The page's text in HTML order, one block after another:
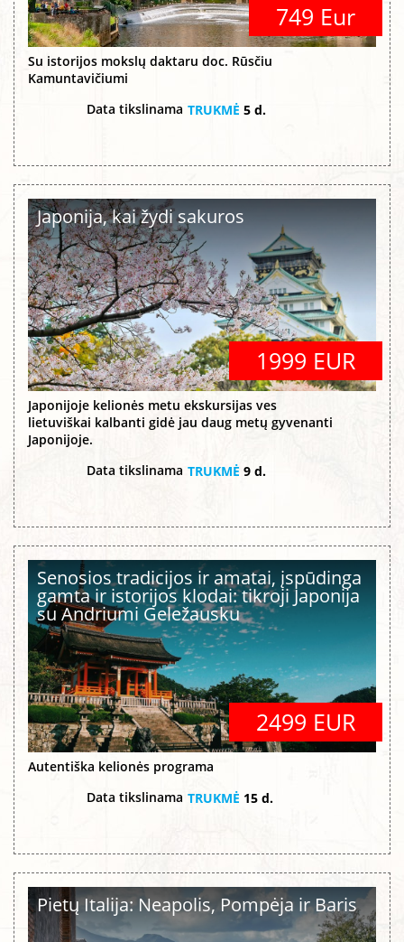
749 Eur
Su istorijos mokslų daktaru doc. Rūsčiu
Kamuntavičiumi
Data tikslinama TRUKMĖ 5 d.
Japonija, kai žydi sakuros
1999 EUR
Japonijoje kelionės metu ekskursijas ves
lietuviškai kalbanti gidė jau daug metų gyvenanti
Japonijoje.
Data tikslinama TRUKMĖ 9 d.
Senosios tradicijos ir amatai, įspūdinga
gamta ir istorijos klodai: tikroji Japonija
su Andriumi Geležausku
2499 EUR
Autentiška kelionės programa
Data tikslinama TRUKMĖ 15 d.
Pietų Italija: Neapolis, Pompėja ir Baris